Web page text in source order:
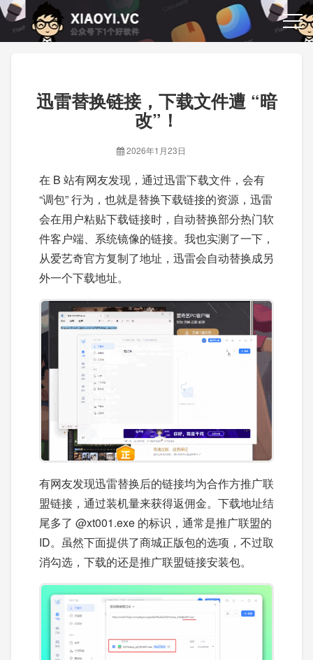
迅雷替换链接，下载文件遭 “暗
改”！
2026年1月23日
在 B 站有网友发现，通过迅雷下载文件，会有
“调包” 行为，也就是替换下载链接的资源，迅雷
会在用户粘贴下载链接时，自动替换部分热门软
件客户端、系统镜像的链接。我也实测了一下，
从爱艺奇官方复制了地址，迅雷会自动替换成另
外一个下载地址。
有网友发现迅雷替换后的链接均为合作方推广联
盟链接，通过装机量来获得返佣金。下载地址结
尾多了 @xt001.exe 的标识，通常是推广联盟的
ID。虽然下面提供了商城正版包的选项，不过取
消勾选，下载的还是推广联盟链接安装包。